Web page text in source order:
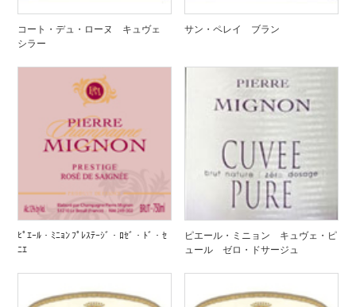
コート・デュ・ローヌ キュヴェ
シラー
サン・ペレイ ブラン
ﾋﾟｴｰﾙ・ﾐﾆｮﾝ ﾌﾟﾚｽﾃｰｼﾞ・ﾛｾﾞ・ﾄﾞ・ｾ
ﾆｴ
ピエール・ミニョン キュヴェ・ピ
ュール ゼロ・ドサージュ